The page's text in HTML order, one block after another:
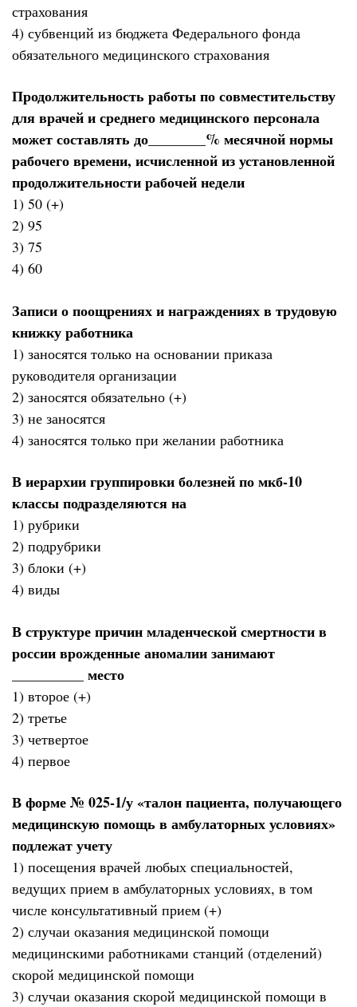
страхования
4) субвенций из бюджета Федерального фонда
обязательного медицинского страхования
Продолжительность работы по совместительству
для врачей и среднего медицинского персонала
может составлять до________% месячной нормы
рабочего времени, исчисленной из установленной
продолжительности рабочей недели
1) 50 (+)
2) 95
3) 75
4) 60
Записи о поощрениях и награждениях в трудовую
книжку работника
1) заносятся только на основании приказа
руководителя организации
2) заносятся обязательно (+)
3) не заносятся
4) заносятся только при желании работника
В иерархии группировки болезней по мкб-10
классы подразделяются на
1) рубрики
2) подрубрики
3) блоки (+)
4) виды
В структуре причин младенческой смертности в
россии врожденные аномалии занимают
__________ место
1) второе (+)
2) третье
3) четвертое
4) первое
В форме № 025-1/у «талон пациента, получающего
медицинскую помощь в амбулаторных условиях»
подлежат учету
1) посещения врачей любых специальностей,
ведущих прием в амбулаторных условиях, в том
числе консультативный прием (+)
2) случаи оказания медицинской помощи
медицинскими работниками станций (отделений)
скорой медицинской помощи
3) случаи оказания скорой медицинской помощи в